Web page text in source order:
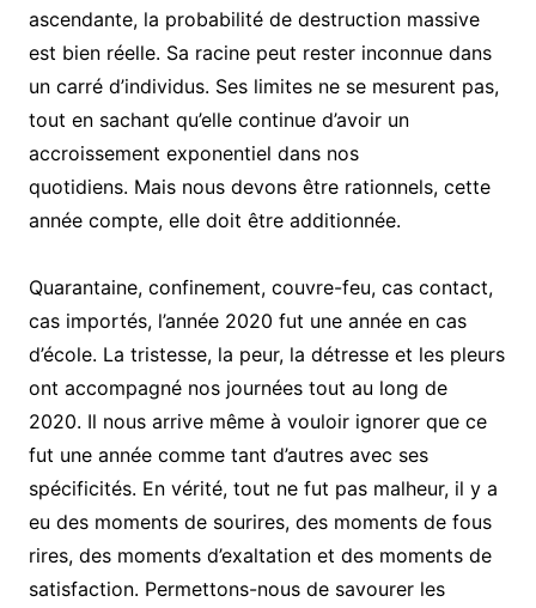
ascendante, la probabilité de destruction massive
est bien réelle. Sa racine peut rester inconnue dans
un carré d’individus. Ses limites ne se mesurent pas,
tout en sachant qu’elle continue d’avoir un
accroissement exponentiel dans nos
quotidiens. Mais nous devons être rationnels, cette
année compte, elle doit être additionnée.
Quarantaine, confinement, couvre-feu, cas contact,
cas importés, l’année 2020 fut une année en cas
d’école. La tristesse, la peur, la détresse et les pleurs
ont accompagné nos journées tout au long de
2020. Il nous arrive même à vouloir ignorer que ce
fut une année comme tant d’autres avec ses
spécificités. En vérité, tout ne fut pas malheur, il y a
eu des moments de sourires, des moments de fous
rires, des moments d’exaltation et des moments de
satisfaction. Permettons-nous de savourer les